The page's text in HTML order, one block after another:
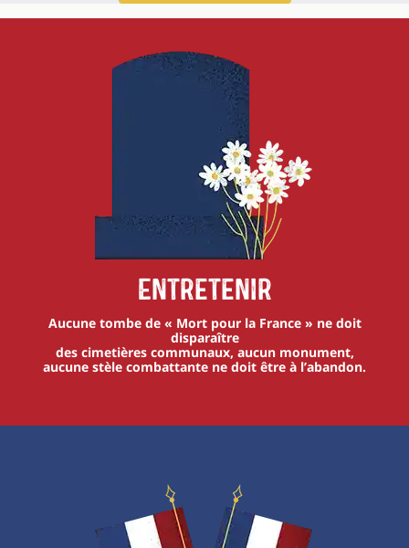
Entretenir
Aucune tombe de « Mort pour la France » ne doit
disparaître
des cimetières communaux, aucun monument,
aucune stèle combattante ne doit être à l’abandon.